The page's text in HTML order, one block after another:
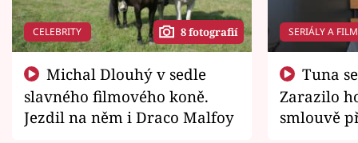
CELEBRITY 8 fotografií
slavného filmového koně.
Jezdil na něm i Draco Malfoy
SERIÁLY A
Zarazilo
smlouvě